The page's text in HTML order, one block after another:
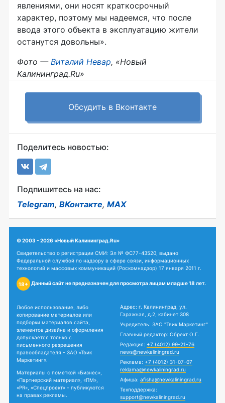
явлениями, они носят краткосрочный
характер, поэтому мы надеемся, что после
ввода этого объекта в эксплуатацию жители
останутся довольны».
Фото — Виталий Невар, «Новый
Калининград.Ru»
Обсудить в Вконтакте
Поделитесь новостью:
Подпишитесь на нас:
Telegram, ВКонтакте, MAX
© 2003 - 2026 «Новый Калининград.Ru»
Свидетельство о регистрации СМИ: Эл № ФС77-43520, выдано
Федеральной службой по надзору в сфере связи, информационных
технологий и массовых коммуникаций (Роскомнадзор) 17 января 2011 г.
18+ Данный сайт не предназначен для просмотра лицам младше 18 лет.
Любое использование, либо
копирование материалов или
подборки материалов сайта,
элементов дизайна и оформления
допускается только с
письменного разрешения
правообладателя - ЗАО «Твик
Маркетинг».
Материалы с пометкой «Бизнес»,
«Партнерский материал», «ПМ»,
«PR», «Спецпроект» - публикуются
на правах рекламы.
Адрес: г. Калининград, ул.
Гаражная, д.2, кабинет 308
Учредитель: ЗАО "Твик Маркетинг"
Главный редактор: Обрехт О.Г.
Редакция: +7 (4012) 99-21-76
news@newkaliningrad.ru
Реклама: +7 (4012) 31-07-07
reklama@newkaliningrad.ru
Афиша: afisha@newkaliningrad.ru
Техподдержка:
support@newkaliningrad.ru